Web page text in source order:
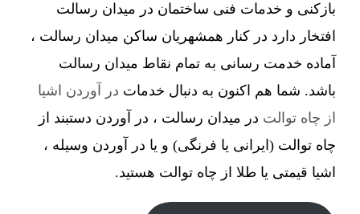
بازکنی و خدمات فنی ساختمان در میدان رسالت
افتخار دارد در کنار همشهریان ساکن میدان رسالت ،
آماده خدمت رسانی به تمام نقاط میدان رسالت
باشد. شما هم اکنون به دنبال خدمات در آوردن اشیا
از چاه توالت در میدان رسالت ، در آوردن دستبند از
چاه توالت (ایرانی یا فرنگی) و یا در آوردن وسیله ،
اشیا قیمتی یا طلا از چاه توالت هستید.